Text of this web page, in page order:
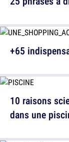
10 raisons
dans une
+65